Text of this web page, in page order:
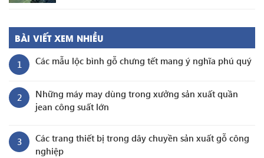
BÀI VIẾT XEM NHIỀU
1 Các mẫu lộc bình gỗ chưng tết mang ý nghĩa phú quý
2
Những máy may dùng trong xưởng sản xuất quần
jean công suất lớn
3
Các trang thiết bị trong dây chuyền sản xuất gỗ công
nghiệp